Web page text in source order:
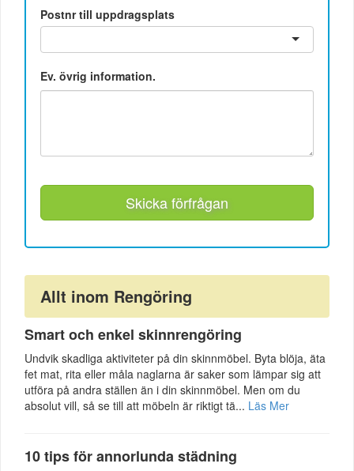
Postnr till uppdragsplats
Ev. övrig information.
Skicka förfrågan
Allt inom Rengöring
Smart och enkel skinnrengöring
Undvik skadliga aktiviteter på din skinnmöbel. Byta blöja, äta
fet mat, rita eller måla naglarna är saker som lämpar sig att
utföra på andra ställen än i din skinnmöbel. Men om du
absolut vill, så se till att möbeln är riktigt tä... Läs Mer
10 tips för annorlunda städning